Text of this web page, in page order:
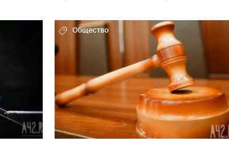
Общество